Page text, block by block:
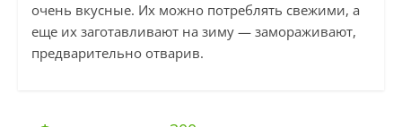
очень вкусные. Их можно потреблять свежими, а
еще их заготавливают на зиму — замораживают,
предварительно отварив.